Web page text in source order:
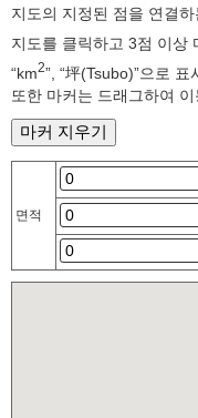
지도의 지정된 점을 연결
지도를 클릭하고 3점 이상
“km2”, “坪(Tsubo)”으로 표
또한 마커는 드래그하여
면적